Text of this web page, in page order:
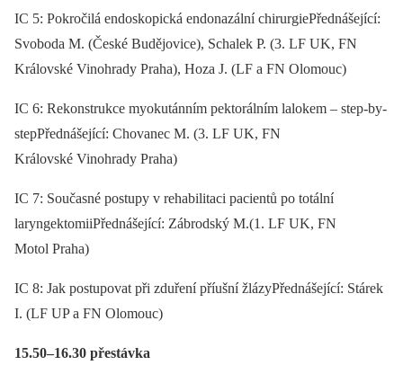
IC 5: Pokročilá endoskopická endonazální chirurgiePřednášející:
Svoboda M. (České Budějovice), Schalek P. (3. LF UK, FN
Královské Vinohrady Praha), Hoza J. (LF a FN Olomouc)
IC 6: Rekonstrukce myokutánním pektorálním lalokem –⁠ step-by-
stepPřednášející: Chovanec M. (3. LF UK, FN
Královské Vinohrady Praha)
IC 7: Současné postupy v rehabilitaci pacientů po totální
laryngektomiiPřednášející: Zábrodský M.(1. LF UK, FN
Motol Praha)
IC 8: Jak postupovat při zduření příušní žlázyPřednášející: Stárek
I. (LF UP a FN Olomouc)
15.50–16.30 přestávka